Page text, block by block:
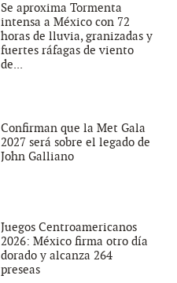
Se aproxima Tormenta
intensa a México con 72
horas de lluvia, granizadas y
fuertes ráfagas de viento
de...
Confirman que la Met Gala
2027 será sobre el legado de
John Galliano
Juegos Centroamericanos
2026: México firma otro día
dorado y alcanza 264
preseas